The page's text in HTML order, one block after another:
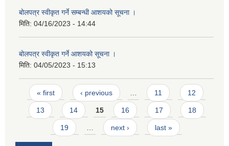
बोलपत्र स्वीकृत गर्ने सम्बन्धी आशयको सूचना ।
मिति: 04/16/2023 - 14:44
बोलपत्र स्वीकृत गर्ने आशयको सूचना ।
मिति: 04/05/2023 - 15:13
Pages
« first ‹ previous … 11 12
13 14 15 16 17 18
19 … next › last »